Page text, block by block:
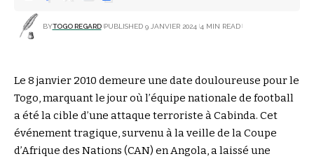
BYTOGO REGARD PUBLISHED 9 JANVIER 2024 4 MIN READ
Le 8 janvier 2010 demeure une date douloureuse pour le
Togo, marquant le jour où l’équipe nationale de football
a été la cible d’une attaque terroriste à Cabinda. Cet
événement tragique, survenu à la veille de la Coupe
d’Afrique des Nations (CAN) en Angola, a laissé une